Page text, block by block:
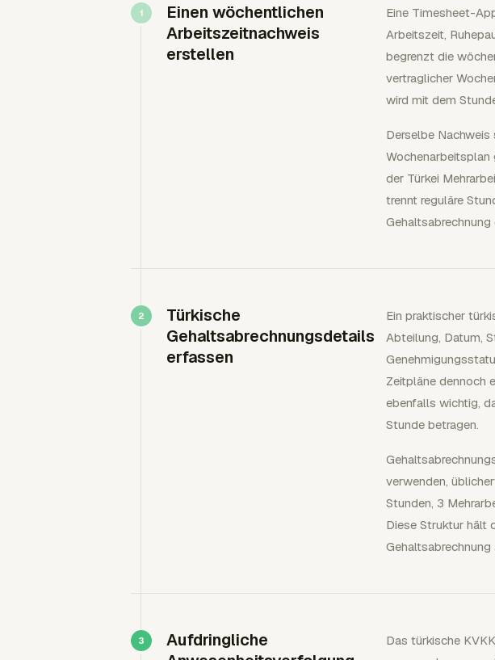
Einen wöchentlichen
Arbeitszeitnachweis
erstellen
Eine Timesheet-
Arbeitszeit,
begrenzt die
vertraglicher
wird mit dem
Derselbe
Wochenarbeitsplan
der Türkei
trennt reguläre
Türkische
Gehaltsabrechnungsdetails
erfassen
Ein praktischer
Abteilung, Datum,
Zeitpläne dennoch
ebenfalls wichtig,
Stunde betragen.
verwenden,
Stunden, 3
Diese Struktur hält
Gehaltsabrechnung
Aufdringliche
Das türkische